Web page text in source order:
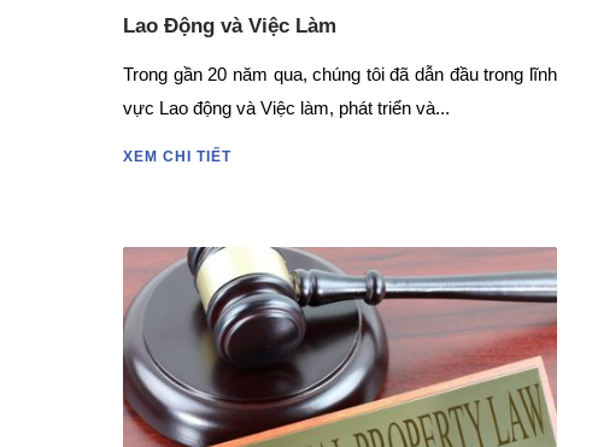
Lao Động và Việc Làm
Trong gần 20 năm qua, chúng tôi đã dẫn đầu trong lĩnh
vực Lao động và Việc làm, phát triển và...
XEM CHI TIẾT